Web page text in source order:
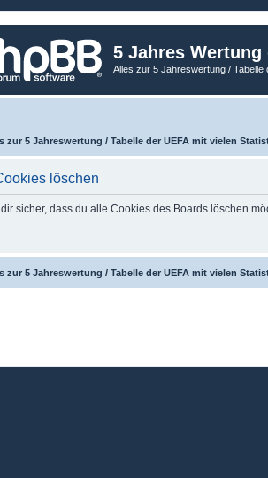
5 Jahres Wertung
Alles zur 5 Jahreswertung / Tabelle
zur 5 Jahreswertung / Tabelle der UEFA mit vielen
löschen
sicher, dass du alle Cookies des Boards löschen
zur 5 Jahreswertung / Tabelle der UEFA mit vielen